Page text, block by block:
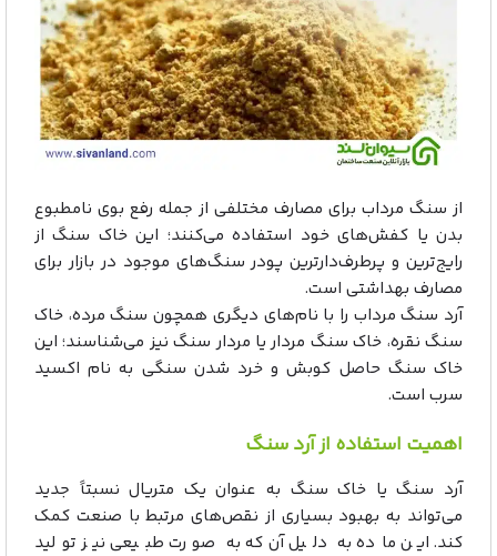
از سنگ مرداب برای مصارف مختلفی از جمله رفع بوی نامطبوع
بدن یا کفش‌های خود استفاده می‌کنند؛ این خاک سنگ از
رایج‌ترین و پرطرف‌دارترین پودر سنگ‌های موجود در بازار برای
مصارف بهداشتی است.
آرد سنگ مرداب را با نام‌های دیگری همچون سنگ مرده، خاک
سنگ نقره، خاک سنگ مردار یا مردار سنگ نیز می‌شناسند؛ این
خاک سنگ حاصل کوبش و خرد شدن سنگی به نام اکسید
سرب است.
اهمیت استفاده از آرد سنگ
آرد سنگ یا خاک سنگ به عنوان یک متریال نسبتاً جدید
می‌تواند به بهبود بسیاری از نقص‌های مرتبط با صنعت کمک
کند. این ماده به دلیل آن‌که به صورت طبیعی نیز تولید